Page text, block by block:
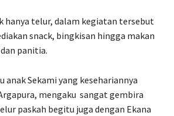
hanya telur, dalam kegiatan tersebut
snack, bingkisan hingga makan
panitia.
anak Sekami yang kesehariannya
mengaku sangat gembira
paskah begitu juga dengan Ekana